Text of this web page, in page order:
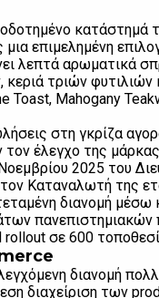
επιμελημένη
λεπτά αρωματικά
τριών φυτιλιών
Mahogany
στη γκρίζα
έλεγχο της
2025 του
Καταναλωτή της
διανομή μέσω
πανεπιστημιακών
σε 600
διανομή
διαχείριση των